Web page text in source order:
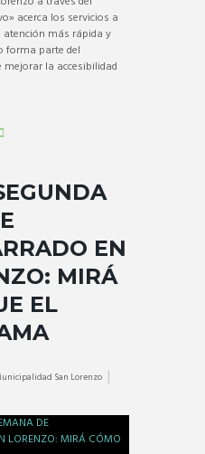
acerca los servicios a
más rápida y
forma parte del
la accesibilidad
EN
MIRÁ
EL
San Lorenzo